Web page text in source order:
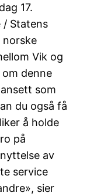
17.
/ Statens
norske
Vik og
om denne
som
du også få
å holde
på
av
service
sier